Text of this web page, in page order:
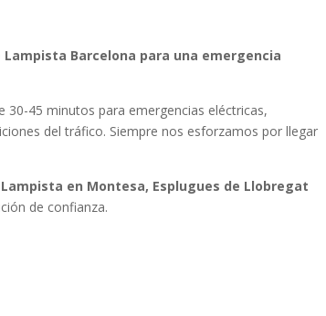
Barcelona para una emergencia
45 minutos para emergencias eléctricas,
del tráfico. Siempre nos esforzamos por llegar
Lampista en Montesa, Esplugues de Llobregat
de confianza.